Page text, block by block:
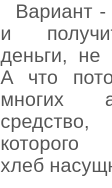
Вариант
и
деньги,
А что
многих
которого
хлеб